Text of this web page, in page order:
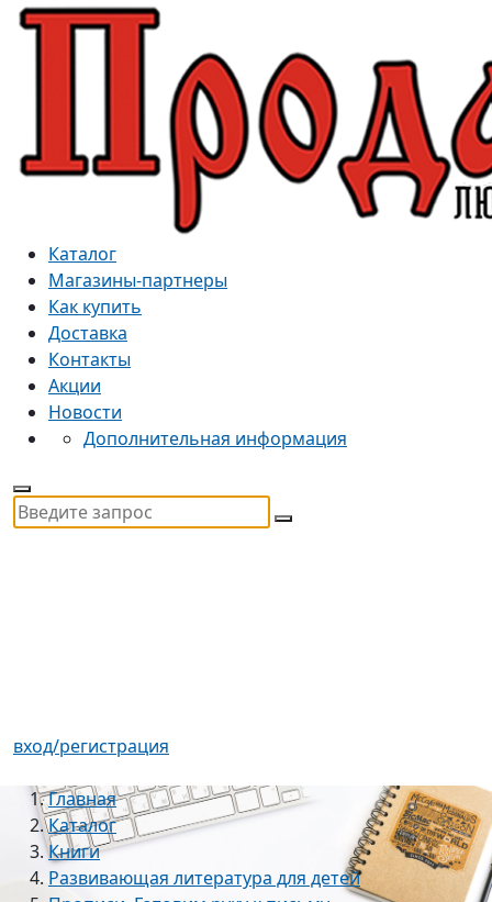
Каталог
Магазины-партнеры
Как купить
Доставка
Контакты
Акции
Новости
Дополнительная информация
вход/регистрация
Главная
Каталог
Книги
Развивающая литература для детей